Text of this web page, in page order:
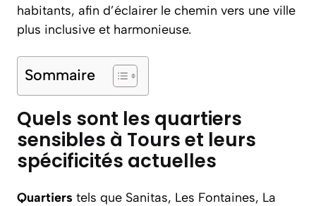
habitants, afin d’éclairer le chemin vers une ville
plus inclusive et harmonieuse.
Sommaire
Quels sont les quartiers
sensibles à Tours et leurs
spécificités actuelles
Quartiers tels que Sanitas, Les Fontaines, La